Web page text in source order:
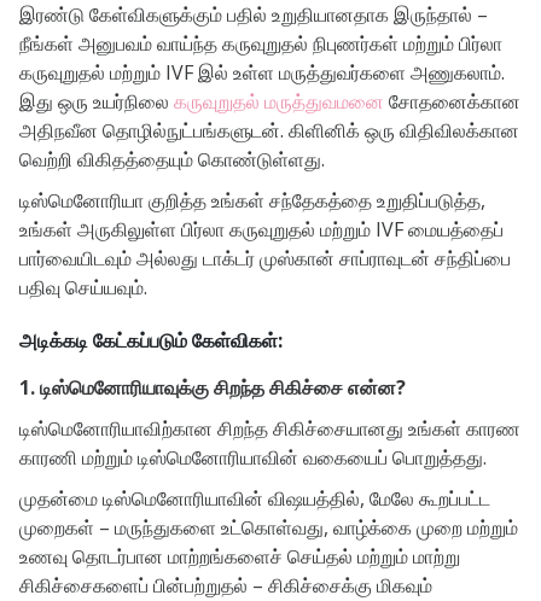
இரண்டு கேள்விகளுக்கும் பதில் உறுதியானதாக இருந்தால் –
நீங்கள் அனுபவம் வாய்ந்த கருவுறுதல் நிபுணர்கள் மற்றும் பிர்லா
கருவுறுதல் மற்றும் IVF இல் உள்ள மருத்துவர்களை அணுகலாம்.
இது ஒரு உயர்நிலை கருவுறுதல் மருத்துவமனை சோதனைக்கான
அதிநவீன தொழில்நுட்பங்களுடன். கிளினிக் ஒரு விதிவிலக்கான
வெற்றி விகிதத்தையும் கொண்டுள்ளது.
டிஸ்மெனோரியா குறித்த உங்கள் சந்தேகத்தை உறுதிப்படுத்த,
உங்கள் அருகிலுள்ள பிர்லா கருவுறுதல் மற்றும் IVF மையத்தைப்
பார்வையிடவும் அல்லது டாக்டர் முஸ்கான் சாப்ராவுடன் சந்திப்பை
பதிவு செய்யவும்.
அடிக்கடி கேட்கப்படும் கேள்விகள்:
1. டிஸ்மெனோரியாவுக்கு சிறந்த சிகிச்சை என்ன?
டிஸ்மெனோரியாவிற்கான சிறந்த சிகிச்சையானது உங்கள் காரண
காரணி மற்றும் டிஸ்மெனோரியாவின் வகையைப் பொறுத்தது.
முதன்மை டிஸ்மெனோரியாவின் விஷயத்தில், மேலே கூறப்பட்ட
முறைகள் – மருந்துகளை உட்கொள்வது, வாழ்க்கை முறை மற்றும்
உணவு தொடர்பான மாற்றங்களைச் செய்தல் மற்றும் மாற்று
சிகிச்சைகளைப் பின்பற்றுதல் – சிகிச்சைக்கு மிகவும்